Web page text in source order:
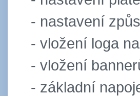
- nastavení
- vložení loga
- vložení
- základní